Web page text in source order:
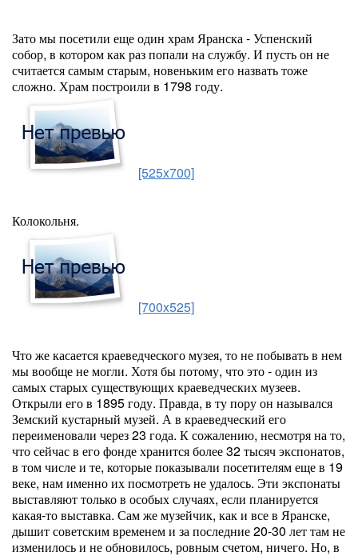
Зато мы посетили еще один храм Яранска - Успенский
собор, в котором как раз попали на службу. И пусть он не
считается самым старым, новеньким его назвать тоже
сложно. Храм построили в 1798 году.
[525x700]
Колокольня.
[700x525]
Что же касается краеведческого музея, то не побывать в нем
мы вообще не могли. Хотя бы потому, что это - один из
самых старых существующих краеведческих музеев.
Открыли его в 1895 году. Правда, в ту пору он назывался
Земский кустарный музей. А в краеведческий его
переименовали через 23 года. К сожалению, несмотря на то,
что сейчас в его фонде хранится более 32 тысяч экспонатов,
в том числе и те, которые показывали посетителям еще в 19
веке, нам именно их посмотреть не удалось. Эти экспонаты
выставляют только в особых случаях, если планируется
какая-то выставка. Сам же музейчик, как и все в Яранске,
дышит советским временем и за последние 20-30 лет там не
изменилось и не обновилось, ровным счетом, ничего. Но, в